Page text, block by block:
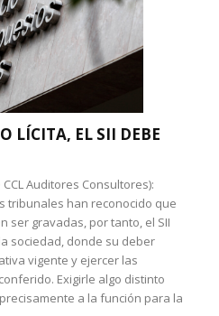
LÍCITA, EL SII DEBE
Auditores Consultores):
tribunales han reconocido que
ser gravadas, por tanto, el SII
sociedad, donde su deber
vigente y ejercer las
Exigirle algo distinto
a la función para la